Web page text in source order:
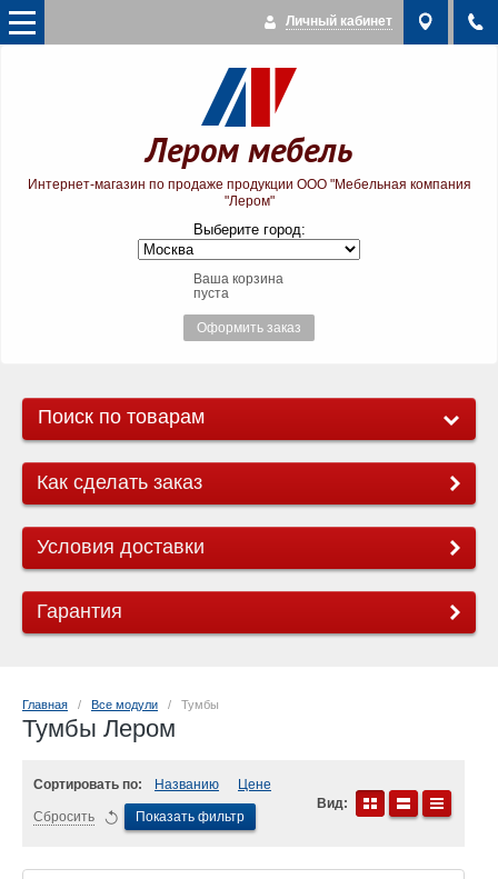
Личный кабинет
Лером мебель
Интернет-магазин по продаже продукции ООО "Мебельная компания
"Лером"
Выберите город:
Ваша корзина
пуста
Оформить заказ
Поиск по товарам
Как сделать заказ
Условия доставки
Гарантия
Главная
   /
Все модули
   /   Тумбы
Тумбы Лером
Сортировать по: Названию Цене
Сбросить Показать фильтр
Вид: